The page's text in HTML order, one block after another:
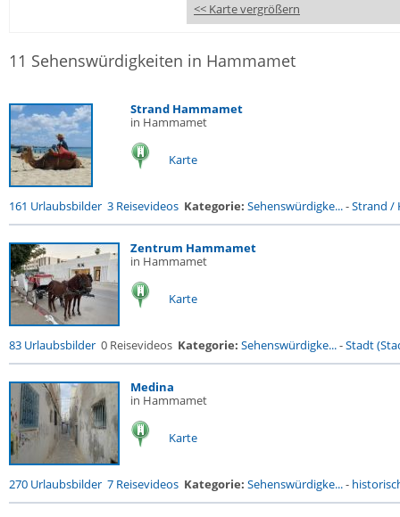
<< Karte vergrößern
11 Sehenswürdigkeiten in Hammamet
Strand Hammamet
in Hammamet
Karte
161 Urlaubsbilder 3 Reisevideos Kategorie: Sehenswürdigke...-Strand /
Zentrum Hammamet
in Hammamet
Karte
83 Urlaubsbilder 0 Reisevideos Kategorie: Sehenswürdigke...-Stadt
Medina
in Hammamet
Karte
270 Urlaubsbilder 7 Reisevideos Kategorie: Sehenswürdigke...-